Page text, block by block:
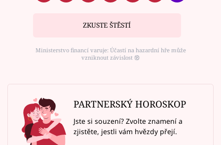
ZKUSTE ŠTĚSTÍ
Ministerstvo financí varuje: Účastí na hazardní hře může
vzniknout závislost ⑱
PARTNERSKÝ HOROSKOP
Jste si souzení? Zvolte znamení a
zjistěte, jestli vám hvězdy přejí.